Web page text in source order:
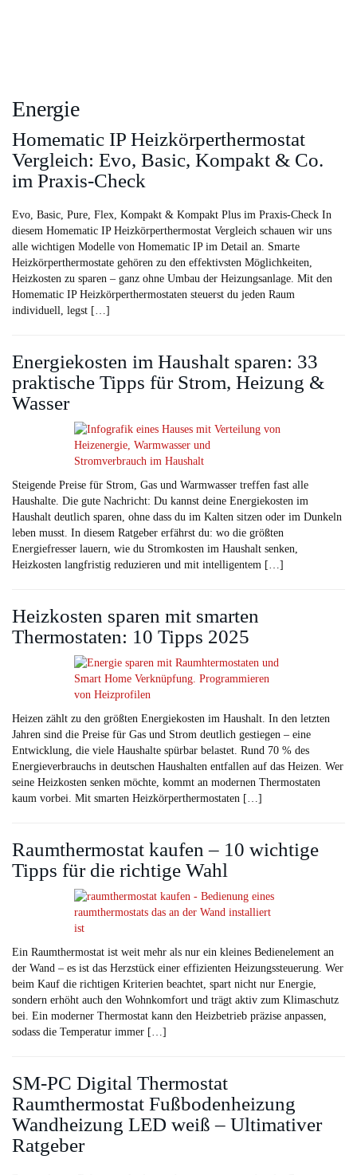
Energie
Homematic IP Heizkörperthermostat
Vergleich: Evo, Basic, Kompakt & Co.
im Praxis-Check
Evo, Basic, Pure, Flex, Kompakt & Kompakt Plus im Praxis-Check In
diesem Homematic IP Heizkörperthermostat Vergleich schauen wir uns
alle wichtigen Modelle von Homematic IP im Detail an. Smarte
Heizkörperthermostate gehören zu den effektivsten Möglichkeiten,
Heizkosten zu sparen – ganz ohne Umbau der Heizungsanlage. Mit den
Homematic IP Heizkörperthermostaten steuerst du jeden Raum
individuell, legst […]
Energiekosten im Haushalt sparen: 33
praktische Tipps für Strom, Heizung &
Wasser
Steigende Preise für Strom, Gas und Warmwasser treffen fast alle
Haushalte. Die gute Nachricht: Du kannst deine Energiekosten im
Haushalt deutlich sparen, ohne dass du im Kalten sitzen oder im Dunkeln
leben musst. In diesem Ratgeber erfährst du: wo die größten
Energiefresser lauern, wie du Stromkosten im Haushalt senken,
Heizkosten langfristig reduzieren und mit intelligentem […]
Heizkosten sparen mit smarten
Thermostaten: 10 Tipps 2025
Heizen zählt zu den größten Energiekosten im Haushalt. In den letzten
Jahren sind die Preise für Gas und Strom deutlich gestiegen – eine
Entwicklung, die viele Haushalte spürbar belastet. Rund 70 % des
Energieverbrauchs in deutschen Haushalten entfallen auf das Heizen. Wer
seine Heizkosten senken möchte, kommt an modernen Thermostaten
kaum vorbei. Mit smarten Heizkörperthermostaten […]
Raumthermostat kaufen – 10 wichtige
Tipps für die richtige Wahl
Ein Raumthermostat ist weit mehr als nur ein kleines Bedienelement an
der Wand – es ist das Herzstück einer effizienten Heizungssteuerung. Wer
beim Kauf die richtigen Kriterien beachtet, spart nicht nur Energie,
sondern erhöht auch den Wohnkomfort und trägt aktiv zum Klimaschutz
bei. Ein moderner Thermostat kann den Heizbetrieb präzise anpassen,
sodass die Temperatur immer […]
SM-PC Digital Thermostat
Raumthermostat Fußbodenheizung
Wandheizung LED weiß – Ultimativer
Ratgeber